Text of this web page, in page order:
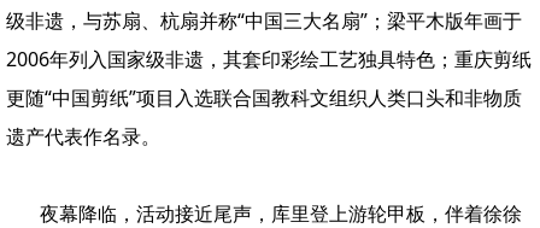
级非遗，与苏扇、杭扇并称“中国三大名扇”；梁平木版年画于
2006年列入国家级非遗，其套印彩绘工艺独具特色；重庆剪纸
更随“中国剪纸”项目入选联合国教科文组织人类口头和非物质
遗产代表作名录。
夜幕降临，活动接近尾声，库里登上游轮甲板，伴着徐徐